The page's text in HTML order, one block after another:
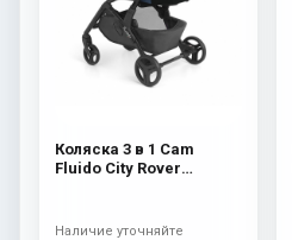
Коляска 3 в 1 Cam
Fluido City Rover
Наличие уточняйте